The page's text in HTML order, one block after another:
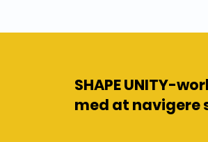
SHAPE UNITY-
med at navigere